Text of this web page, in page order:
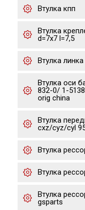
Втулка кпп
Втулка
d=7x7 l=7,5
Втулка линка
Втулка оси
832-0/ 1-
orig china
Втулка
cxz/cyz/cyl
Втулка
Втулка
Втулка
gsparts